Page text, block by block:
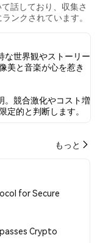
話しており、収集さ
ンクされています。
するニュース記事が
ツイートが強気の感
しました。 90.00%
。 これらの感情分析
な世界観やストーリー
美と音楽が心を惹き
。競合激化やコスト増
定的と判断します。
もっと
for Secure
Crypto